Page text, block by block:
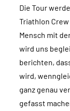
Die Tour
Triathlon
Mensch mit
wird uns
berichten,
wird,
ganz genau
gefasst